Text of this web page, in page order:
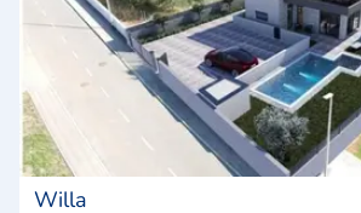
Willa